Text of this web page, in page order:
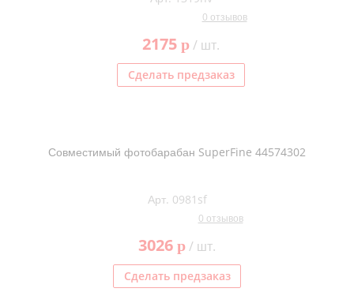
0 отзывов
2175 p/ шт.
Сделать предзаказ
Совместимый фотобарабан SuperFine 44574302
Арт. 0981sf
0 отзывов
3026 p/ шт.
Сделать предзаказ